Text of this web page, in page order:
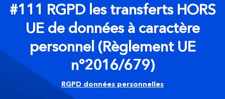
#111 RGPD les transferts HORS
UE de données à caractère
personnel (Règlement UE
n°2016/679)
RGPD données personnelles